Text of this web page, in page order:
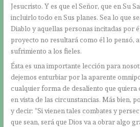
Jesucristo. Y es que el Señor, que en Su
incluirlo todo en Sus planes. Sea lo que
Diablo y aquellas personas incitadas por
proyecto no resultará como él lo pensó,
sufrimiento a los fieles.
Ésta es una importante lección para
dejemos enturbiar por la aparente
cualquier forma de desaliento que quiera
en vista de las circunstancias. Más bien,
y decir: “Si vienen tales combates y
que sean, será que Dios va a obrar algo